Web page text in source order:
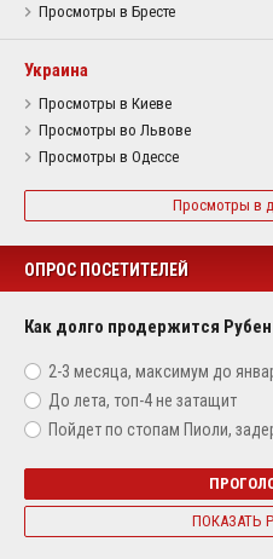
Просмотры в Бресте
Украина
Просмотры в Киеве
Просмотры во Львове
Просмотры в Одессе
Просмотры в
ОПРОС ПОСЕТИТЕЛЕЙ
Как долго продержится
2-3 месяца, максимум до
До лета, топ-4 не затащит
Пойдет по стопам Пиоли,
ПОКАЗАТЬ